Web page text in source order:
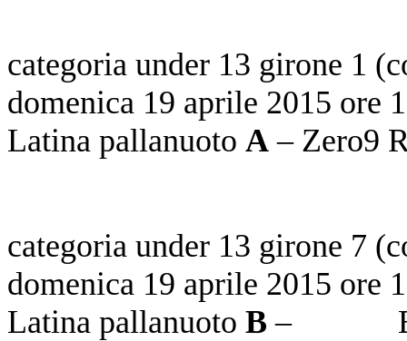
categoria under 13 girone 1
domenica 19 aprile 2015 ore
Latina pallanuoto A – Zero9
categoria under 13 girone 7
domenica 19 aprile 2015 ore
Latina pallanuoto B –